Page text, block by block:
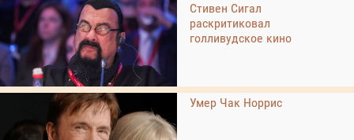
Стивен Сигал
раскритиковал
голливудское кино
Умер Чак Норрис